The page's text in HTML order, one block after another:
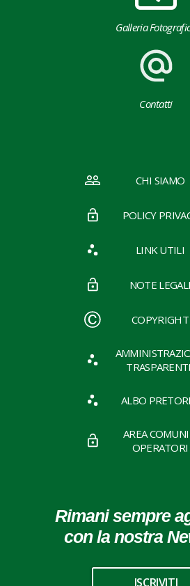
Galleria
Contatti
CHI SIAMO
POLICY
LINK UTILI
NOTE LEGALI
COPYRIGHT
ALBO
AREA
OPERATORI
Rimani sempre
con la nostra
ISCRIVITI